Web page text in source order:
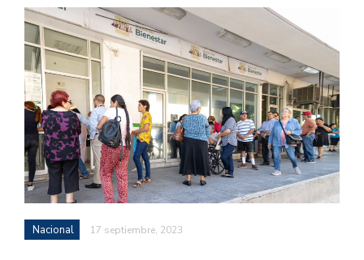
Nacional 17 septiembre, 2023